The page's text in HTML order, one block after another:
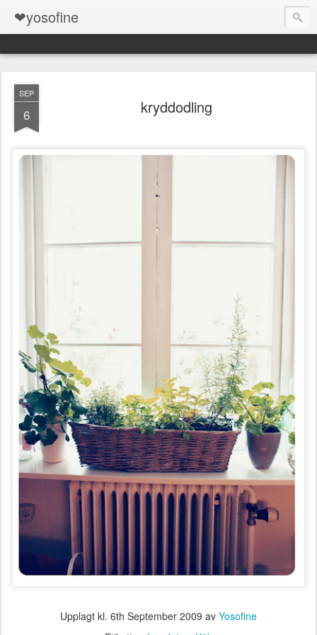
❤yosofine
SEP
6 kryddodling
Upplagt kl. 6th September 2009 av Yosofine